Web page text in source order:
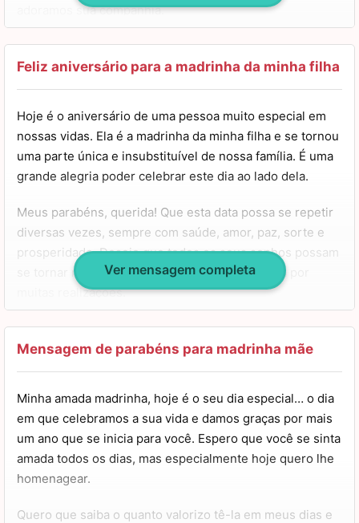
adoramos sua companhia.
Saiba que pode contar conosco para tudo e qualquer
coisa. Somos todos uma só família, e estaremos com
você para o que for preciso. Aproveite muito o seu
você! Abraços!
Feliz aniversário para a madrinha da minha filha
Hoje é o aniversário de uma pessoa muito especial em
nossas vidas. Ela é a madrinha da minha filha e se tornou
uma parte única e insubstituível de nossa família. É uma
grande alegria poder celebrar este dia ao lado dela.
Meus parabéns, querida! Que esta data possa se repetir
diversas vezes, sempre com saúde, amor, paz, sorte e
prosperidade. Desejo que todos os seus sonhos possam
se tornar realidade e que sua vida seja marcada por
muitas realizações.
É muito bom tê-la em nossos dias e poder comemorar
datas como esta com muita alegria, união e harmonia.
Que possamos viver diversos outros momentos assim no
Ver mensagem completa
Mensagem de parabéns para madrinha mãe
Minha amada madrinha, hoje é o seu dia especial… o dia
em que celebramos a sua vida e damos graças por mais
um ano que se inicia para você. Espero que você se sinta
amada todos os dias, mas especialmente hoje quero lhe
homenagear.
Quero que saiba o quanto valorizo tê-la em meus dias e